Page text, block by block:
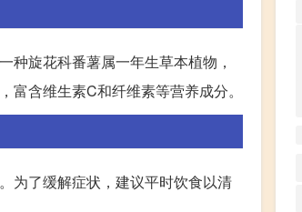
种旋花科番薯属一年生草本植物，
含维生素C和纤维素等营养成分。
为了缓解症状，建议平时饮食以清